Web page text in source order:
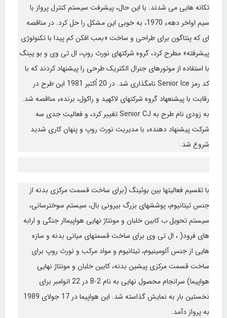
تکانه هایی می شدند. با این حال، پیشرفت سیستم کنترل پرواز با
سیم اواخر دههء 1970، به خوبی این مشکل را حل کرد. در مناقصه
ای که پنتاگون برای طراحی و ساخت «بمب افکن کم پیدا با تکنولوژی
پیشرفته» مطرح کرد، گروه شرکتهای نورث روپ، ال تی وی و بو یینگ
با استفاده از موتورهای جنرال الکتریک طرحی را پیشنهاد کردند که با
کد رمز Senior Ice نامگذاری شد. در 20 اُکتبر 1981 این طرح در
رقابت با پیشنعهاد گروه شرکتهای لاکهید و راکول، برندهء مناقصه شد.
به زودی نام طرح به Senior CJ تغییر کرد، و فعالیت جدی سه
شرکت پیشنهاد دهندهء با مدیریت نورث روپ و پنهان کاری شدید
شروع شد.
با تقسیم فعالیتها بین بوئینگ (برای ساخت قسمت مرکزی بدنه از
جنس تیتانیوم، پوششهای بزرگ بیرونی بال، سیستم سوخترسانی،
سیستم تحویل ب کابین خلبان و مونتاژ نهایی هواپیماار جنگی و ارابه
های فرود( ، ال تی وی برای ساخت قسمتهای میانی بدنه و سازه
هایی از جنس آلومینیوم، تیتانیوم و مواد مرکب و نورث روپ برای
ساخت قسمت مرکزی پیشین بدنه، کابین خلبان و مونتاژ نهایی
هواپیما) سرانجام محصول نهایی به نام B-2 در 22 انوامبر برای
نخستین بار به نمایش گذاسته شد. این هواپیما در 17 جولای 1989
به پرواز دآمد.